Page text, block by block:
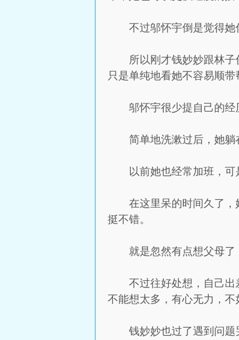
不过邬怀宇倒是觉得她
所以刚才钱妙妙跟林
只是单纯地看她不容易顺带
邬怀宇很少提自己的经
简单地洗漱过后，她躺
以前她也经常加班，
在这里呆的时间久了
挺不错。
就是忽然有点想父母了
不过往好处想，自己
不能想太多，有心无力，不
钱妙妙也过了遇到问题